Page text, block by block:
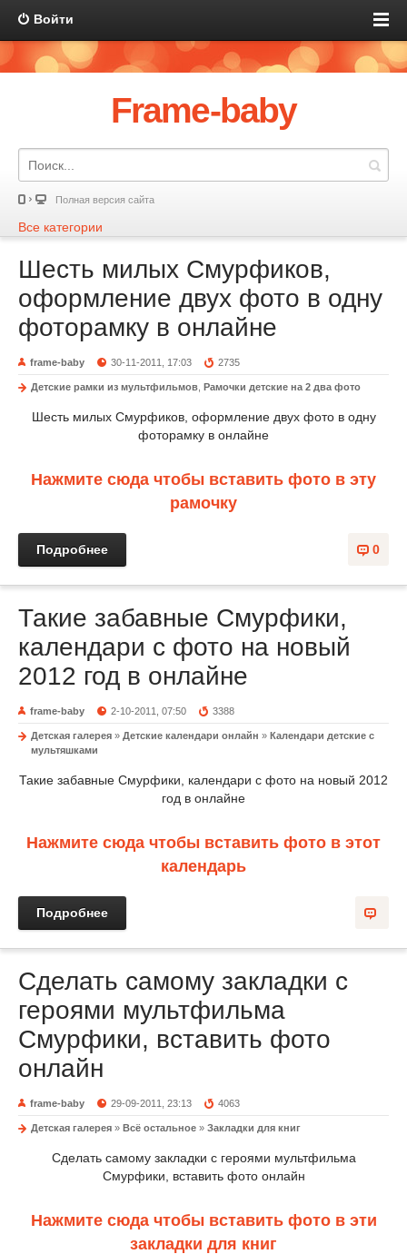
Войти
Frame-baby
Полная версия сайта
Все категории
Шесть милых Смурфиков,
оформление двух фото в одну
фоторамку в онлайне
frame-baby 30-11-2011, 17:03 2735
Детские рамки из мультфильмов Рамочки детские на 2 два фото
Шесть милых Смурфиков, оформление двух фото в одну
фоторамку в онлайне
Нажмите сюда чтобы вставить фото в эту
рамочку
0
Подробнее
Такие забавные Смурфики,
календари с фото на новый
2012 год в онлайне
frame-baby 2-10-2011, 07:50 3388
Детская галерея » Детские календари онлайн » Календари детские с
мультяшками
Такие забавные Смурфики, календари с фото на новый 2012
год в онлайне
Нажмите сюда чтобы вставить фото в этот
календарь
Подробнее
Сделать самому закладки с
героями мультфильма
Смурфики, вставить фото
онлайн
frame-baby 29-09-2011, 23:13 4063
Детская галерея » Всё остальное » Закладки для книг
Сделать самому закладки с героями мультфильма
Смурфики, вставить фото онлайн
Нажмите сюда чтобы вставить фото в эти
закладки для книг